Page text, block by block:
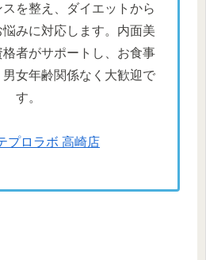
を整え、ダイエットから
みに対応します。内面美
者がサポートし、お食事
女年齢関係なく大歓迎で
す。
プロラボ 高崎店